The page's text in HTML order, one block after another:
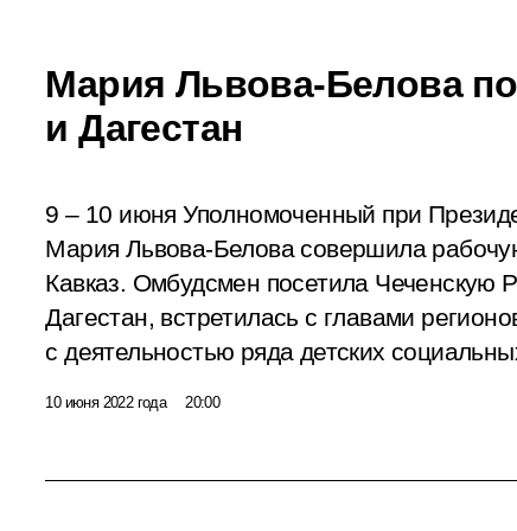
Мария Львова-Белова
и Дагестан
9 – 10 июня Уполномоченный при
Мария Львова-Белова совершила
Кавказ. Омбудсмен посетила Чеченскую
Дагестан, встретилась с главами
с деятельностью ряда детских
10 июня 2022 года 20:00